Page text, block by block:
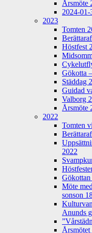
Årsmöte
2024-
2023
Tomten
Höstfest
Gökotta
Städdag
Guidad
Valborg
Årsmöte
2022
Tomten
2022
Möte
sonson
Anunds
Årsmötet